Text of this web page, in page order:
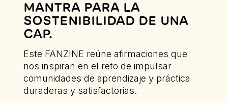
MANTRA PARA LA
SOSTENIBILIDAD DE UNA
CAP.
Este FANZINE reúne afirmaciones que
nos inspiran en el reto de impulsar
comunidades de aprendizaje y práctica
duraderas y satisfactorias.